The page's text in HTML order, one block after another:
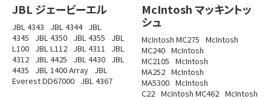
JBL ジェービーエル
JBL 4343 JBL 4344 JBL
4345
JBL 4350 JBL 4355
JBL
L100 JBL L112 JBL 4311
JBL
4312 JBL 4425 JBL 4430 JBL
4435
JBL 1400 Array JBL
Everest DD67000 JBL 4367
McIntosh マッキントッ
シュ
McIntosh MC275 McIntosh
MC240 McIntosh
MC2105 McIntosh
MA252 McIntosh
MA5300 McIntosh
C22 McIntosh MC462 McIntosh